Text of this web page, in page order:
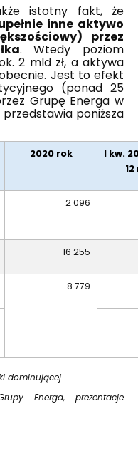
istotny fakt, że
inne aktywo
przez
. Wtedy poziom
2 mld zł, a aktywa
Jest to efekt
(ponad 25
Grupę Energa w
poniższa
2020 rok
I kw.
2 096
16 255
8 779
dominującej
Energa, prezentacje